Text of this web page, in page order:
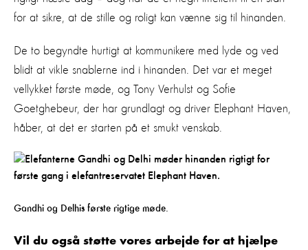
for at sikre, at de stille og roligt kan vænne sig til hinanden.
De to begyndte hurtigt at kommunikere med lyde og ved
blidt at vikle snablerne ind i hinanden. Det var et meget
vellykket første møde, og Tony Verhulst og Sofie
Goetghebeur, der har grundlagt og driver Elephant Haven,
håber, at det er starten på et smukt venskab.
Gandhi og Delhis første rigtige møde.
Vil du også støtte vores arbejde for at hjælpe